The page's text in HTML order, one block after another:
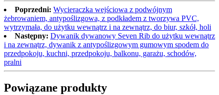
Poprzedni: Wycieraczka wejściowa z podwójnym
żebrowaniem, antypoślizgowa, z podkładem z tworzywa PVC,
wytrzymała, do użytku wewnątrz i na zewnątrz, do biur, szkół, holi
Następny: Dywanik dywanowy Seven Rib do użytku wewnątrz
i na zewnątrz, dywanik z antypoślizgowym gumowym spodem do
przedpokoju, kuchni, przedpokoju, balkonu, garażu, schodów,
pralni
Powiązane produkty